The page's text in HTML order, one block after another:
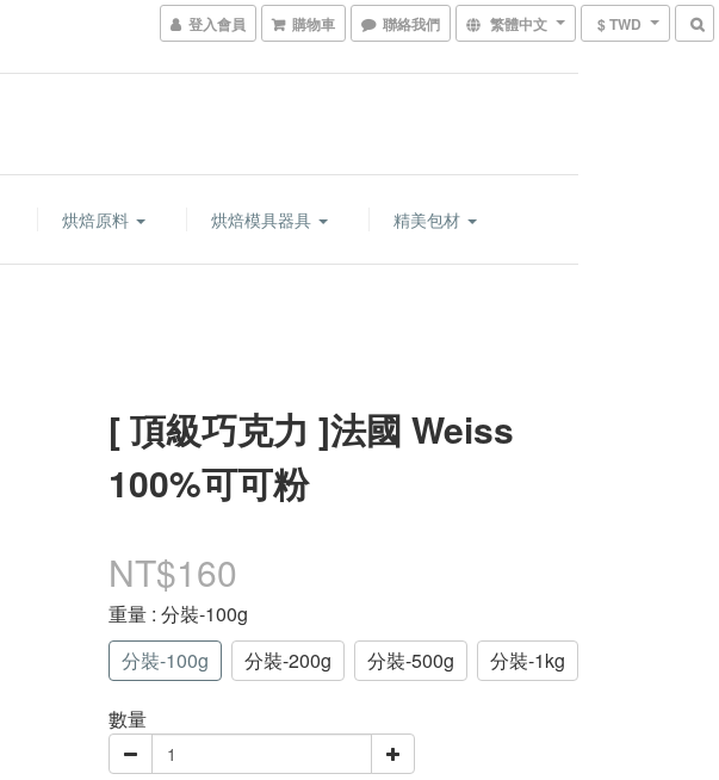
登入會員 購物車 聯絡我們 繁體中文 $ TWD
烘焙原料 烘焙模具器具 精美包材
[ 頂級巧克力 ]法國 Weiss
100%可可粉
NT$160
重量 : 分裝-100g
分裝-100g
分裝-200g 分裝-500g 分裝-1kg
數量